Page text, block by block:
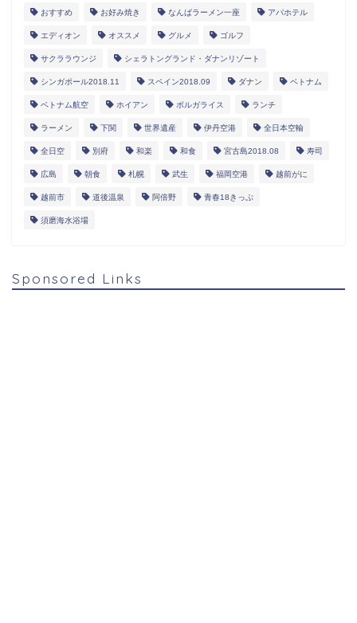
おすすめ お好み焼き なんばラーメン一座 アパホテル
エディオン オススメ グルメ ゴルフ
サクララウンジ シェラトングランド・ダナンリゾート
シンガポール2018.11 スペイン2018.09 ダナン ベトナム
ベトナム航空 ホイアン ボルガライス ランチ
ラーメン 下関 世界遺産 伊丹空港 全日本空輸
全日空 別府 和楽 和食 宮古島2018.08 寿司
広島 朝食 札幌 武生 福岡空港 越前がに
越前市 道後温泉 阿倍野 青春18きっぷ
須磨海水浴場
Sponsored Links